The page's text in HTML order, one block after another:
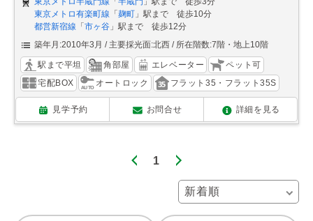
東京メトロ有楽町線 「麹町 」駅まで 徒歩10分
都営新宿線 「市ヶ谷 」駅まで 徒歩12分
築年月:2010年3月
主要採光面:北西 所在階数:7階・地上10階
駅まで平坦 角部屋 エレベーター
ペット可
宅配BOX
オートロック フラット35・フラット35S
見学予約 お問合せ 詳細を見る
1